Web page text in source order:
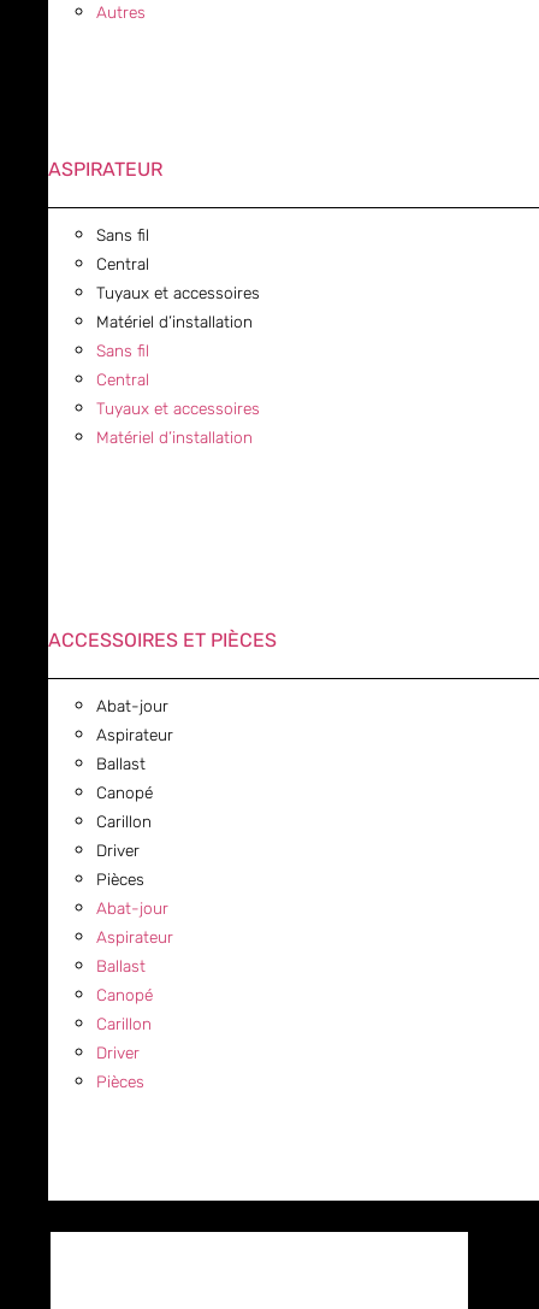
Autres
ASPIRATEUR
Sans fil
Central
Tuyaux et accessoires
Matériel d’installation
Sans fil
Central
Tuyaux et accessoires
Matériel d’installation
ACCESSOIRES ET PIÈCES
Abat-jour
Aspirateur
Ballast
Canopé
Carillon
Driver
Pièces
Abat-jour
Aspirateur
Ballast
Canopé
Carillon
Driver
Pièces